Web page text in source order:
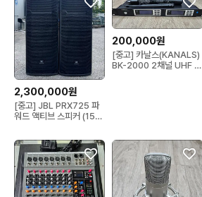
2,300,000원
[중고] JBL PRX725 파
워드 액티브 스피커 (15인
200,000원
[중고] 카날스(KANALS)
BK-2000 2채널 UHF 무